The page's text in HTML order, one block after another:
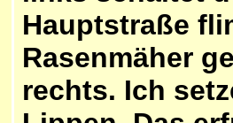
Hauptstraße
Rasenmäher
rechts. Ich